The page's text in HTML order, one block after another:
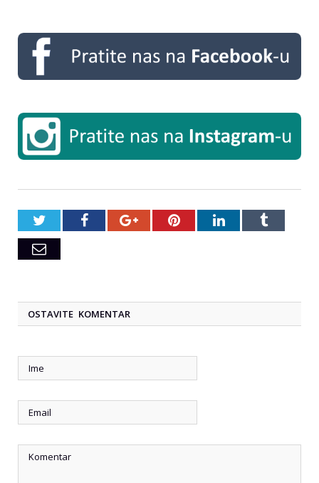
TwitterFacebookGoogle+PinterestLinkedInTumblr
Email
OSTAVITE KOMENTAR